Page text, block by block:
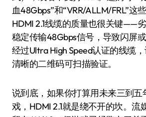
血48Gbps”和“VRR/ALLM/FRL”这
HDMI 2.1线缆的质量也很关键——
稳定传输48Gbps信号，导致闪屏
经过Ultra High Speed认证的线缆
清晰的二维码可扫描验证。
说到底，如果你打算用未来三到五
戏，HDMI 2.1就是绕不开的坎。流